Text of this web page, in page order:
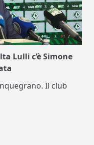
Lulli c’è Simone
Il club